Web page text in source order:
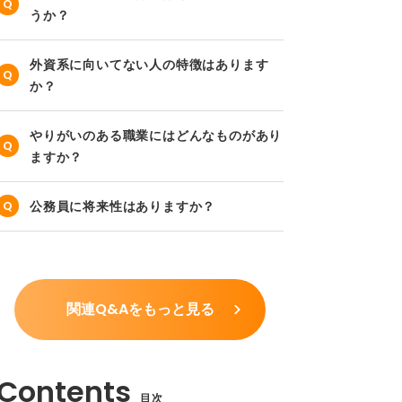
うか？
外資系に向いてない人の特徴はあります
か？
やりがいのある職業にはどんなものがあり
ますか？
公務員に将来性はありますか？
関連Q&Aをもっと見る
目次